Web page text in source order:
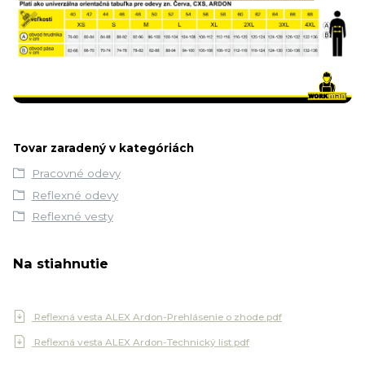
Tovar zaradený v kategóriách
Pracovné odevy
Reflexné odevy
Reflexné vesty
Na stiahnutie
Reflexná vesta ALEX Ardon-Prehlásenie o zhode.pdf
Reflexná vesta ALEX Ardon-Technický list.pdf